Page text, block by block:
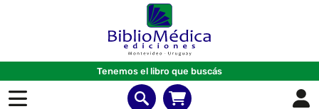
Tenemos el libro que buscás